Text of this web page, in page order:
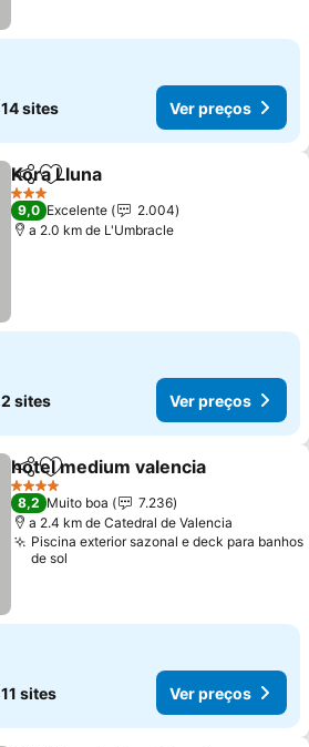
14 sites Ver preços
PartilharAdicionar aos favoritos
Kora Lluna
3 Estrelas
9,0 Excelente
2.004
a 2.0 km de L'Umbracle
2 sites Ver preços
PartilharAdicionar aos favoritos
hotel medium valencia
4 Estrelas
8,2 Muito boa
7.236
a 2.4 km de Catedral de Valencia
Piscina exterior sazonal e deck para banhos
de sol
11 sites Ver preços